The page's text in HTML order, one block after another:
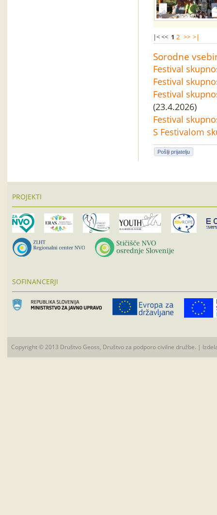
|< << 1 2 >> >|
Sorodne
Festival
Festival
Festival
(23.4.2026)
Festival
S Festivalom
Pošlji prijatelju
PROJEKTI
SOFINANCERJI
Copyright © 2013 Društvo Geoss, Društvo za podporo civilne družbe. |